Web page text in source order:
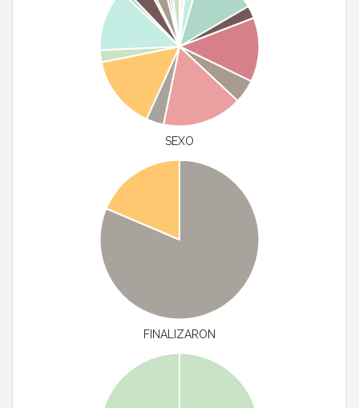
SEXO
FINALIZARON